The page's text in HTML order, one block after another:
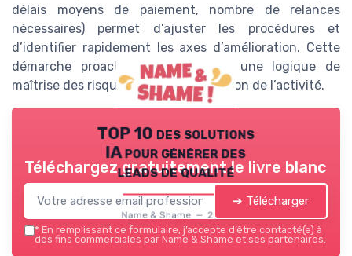
délais moyens de paiement, nombre de relances
nécessaires) permet d’ajuster les procédures et
d’identifier rapidement les axes d’amélioration. Cette
démarche proactive s’inscrit dans une logique de
maîtrise des risques et de pérennisation de l’activité.
TOP 10 des solutions
IA pour générer des
leads de qualité
Name & Shame — 2026
Téléchargez gratuitement le livre blanc
➔ Télécharger
* En remplissant ce formulaire, j’accepte d’être contacté(e) à
des fins commerciales par Name & Shame et ses partenaires.